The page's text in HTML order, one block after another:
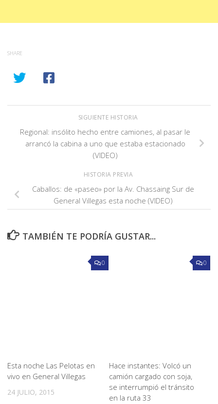
SHARE
SIGUIENTE HISTORIA
Regional: insólito hecho entre camiones, al pasar le
arrancó la cabina a uno que estaba estacionado
(VIDEO)
HISTORIA PREVIA
Caballos: de «paseo» por la Av. Chassaing Sur de
General Villegas esta noche (VIDEO)
TAMBIÉN TE PODRÍA GUSTAR...
0
Esta noche Las Pelotas en
vivo en General Villegas
24 JULIO, 2015
0
Hace instantes: Volcó un
camión cargado con soja,
se interrumpió el tránsito
en la ruta 33